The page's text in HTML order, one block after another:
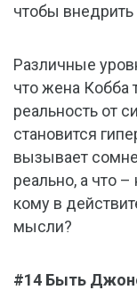
чтобы
Различные
что жена Кобба
реальность от
становится
вызывает
реально, а что
кому в
мысли?
#14 Быть